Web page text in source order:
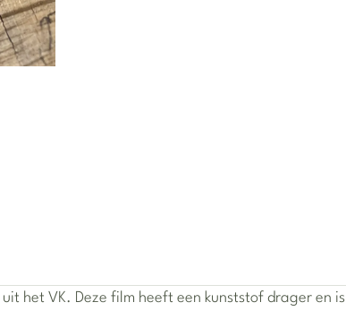
het VK. Deze film heeft een kunststof drager en is